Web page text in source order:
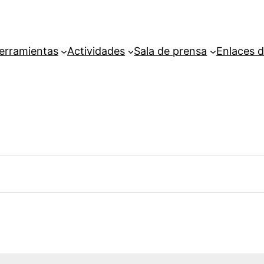
Actividades Sala de prensa Enlaces